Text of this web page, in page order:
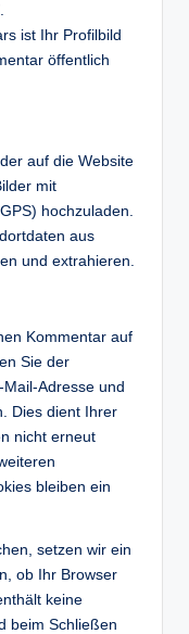
ist Ihr Profilbild
öffentlich
auf die Website
mit
hochzuladen.
aus
und extrahieren.
Kommentar auf
Sie der
Adresse und
Dies dient Ihrer
nicht erneut
bleiben ein
setzen wir ein
ob Ihr Browser
keine
beim Schließen